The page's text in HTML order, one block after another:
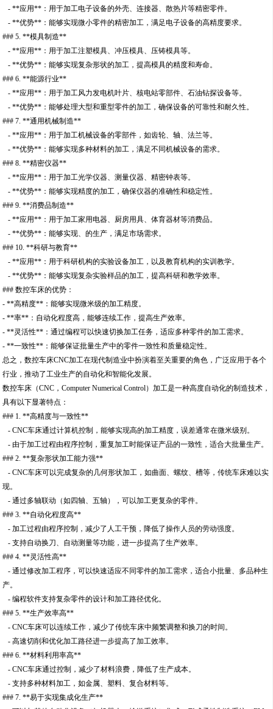
- **应用**：用于加工电子设备的外壳、连接器、散热片等精密零件。
- **优势**：能够实现微小零件的精密加工，满足电子设备的高精度要求。
### 5. **模具制造**
- **应用**：用于加工注塑模具、冲压模具、压铸模具等。
- **优势**：能够实现复杂形状的加工，提高模具的精度和寿命。
### 6. **能源行业**
- **应用**：用于加工风力发电机叶片、核电站零部件、石油钻探设备等。
- **优势**：能够处理大型和重型零件的加工，确保设备的可靠性和耐久性。
### 7. **通用机械制造**
- **应用**：用于加工机械设备的零部件，如齿轮、轴、法兰等。
- **优势**：能够实现多种材料的加工，满足不同机械设备的需求。
### 8. **精密仪器**
- **应用**：用于加工光学仪器、测量仪器、精密钟表等。
- **优势**：能够实现精度的加工，确保仪器的准确性和稳定性。
### 9. **消费品制造**
- **应用**：用于加工家用电器、厨房用具、体育器材等消费品。
- **优势**：能够实现、的生产，满足市场需求。
### 10. **科研与教育**
- **应用**：用于科研机构的实验设备加工，以及教育机构的实训教学。
- **优势**：能够实现复杂实验样品的加工，提高科研和教学效率。
### 数控车床的优势：
- **高精度**：能够实现微米级的加工精度。
- **率**：自动化程度高，能够连续工作，提高生产效率。
- **灵活性**：通过编程可以快速切换加工任务，适应多种零件的加工需求。
- **一致性**：能够保证批量生产中的零件一致性和质量稳定性。
总之，数控车床CNC加工在现代制造业中扮演着至关重要的角色，广泛应用于各个
行业，推动了工业生产的自动化和智能化发展。
数控车床（CNC，Computer Numerical Control）加工是一种高度自动化的制造技术，
具有以下显著特点：
### 1. **高精度与一致性**
- CNC车床通过计算机控制，能够实现高的加工精度，误差通常在微米级别。
- 由于加工过程由程序控制，重复加工时能保证产品的一致性，适合大批量生产。
### 2. **复杂形状加工能力强**
- CNC车床可以完成复杂的几何形状加工，如曲面、螺纹、槽等，传统车床难以实
现。
- 通过多轴联动（如四轴、五轴），可以加工更复杂的零件。
### 3. **自动化程度高**
- 加工过程由程序控制，减少了人工干预，降低了操作人员的劳动强度。
- 支持自动换刀、自动测量等功能，进一步提高了生产效率。
### 4. **灵活性高**
- 通过修改加工程序，可以快速适应不同零件的加工需求，适合小批量、多品种生
产。
- 编程软件支持复杂零件的设计和加工路径优化。
### 5. **生产效率高**
- CNC车床可以连续工作，减少了传统车床中频繁调整和换刀的时间。
- 高速切削和优化加工路径进一步提高了加工效率。
### 6. **材料利用率高**
- CNC车床通过控制，减少了材料浪费，降低了生产成本。
- 支持多种材料加工，如金属、塑料、复合材料等。
### 7. **易于实现集成化生产**